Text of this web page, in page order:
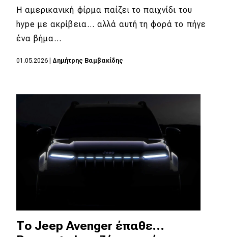
Η αμερικανική φίρμα παίζει το παιχνίδι του
hype με ακρίβεια… αλλά αυτή τη φορά το πήγε
ένα βήμα…
01.05.2026 Δημήτρης Βαμβακίδης
Το Jeep Avenger έπαθε…